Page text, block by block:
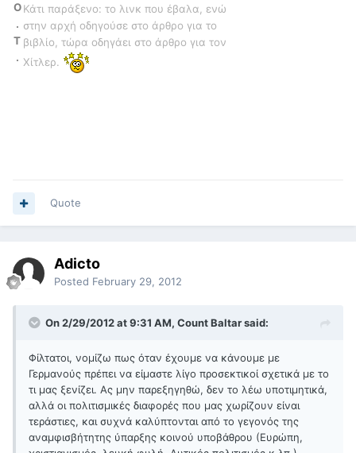
O
.
T
.
Κάτι παράξενο: το λινκ που έβαλα, ενώ
στην αρχή οδηγούσε στο άρθρο για το
βιβλίο, τώρα οδηγάει στο άρθρο για τον
Χίτλερ.
Quote
Adicto
Posted February 29, 2012
On 2/29/2012 at 9:31 AM, Count Baltar said:
Φίλτατοι, νομίζω πως όταν έχουμε να κάνουμε με
Γερμανούς πρέπει να είμαστε λίγο προσεκτικοί σχετικά με το
τι μας ξενίζει. Ας μην παρεξηγηθώ, δεν το λέω υποτιμητικά,
αλλά οι πολιτισμικές διαφορές που μας χωρίζουν είναι
τεράστιες, και συχνά καλύπτονται από το γεγονός της
αναμφισβήτητης ύπαρξης κοινού υποβάθρου (Ευρώπη,